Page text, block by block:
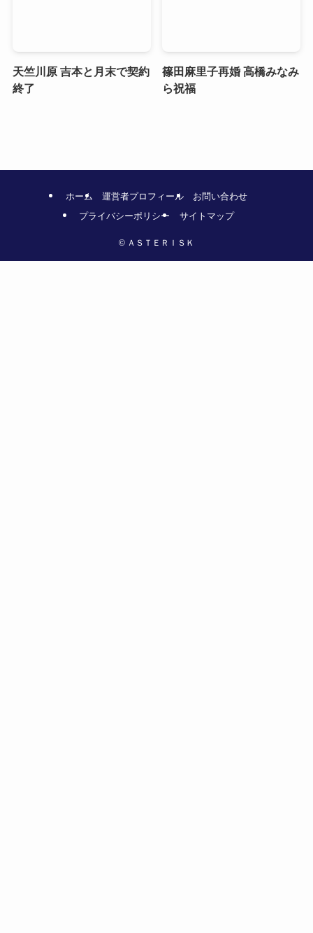
天竺川原 吉本と月末で契約
終了
篠田麻里子再婚 高橋みなみ
ら祝福
ホーム 運営者プロフィール
お問い合わせ
プライバシーポリシー
サイトマップ
© ＡＳＴＥＲＩＳＫ